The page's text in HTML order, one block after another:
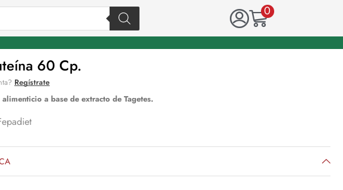
0
60 Cp.
Regístrate
a base de extracto de Tagetes.